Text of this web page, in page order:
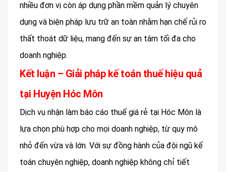
nhiều đơn vị còn áp dụng phần mềm quản lý chuyên
dụng và biện pháp lưu trữ an toàn nhằm hạn chế rủi ro
thất thoát dữ liệu, mang đến sự an tâm tối đa cho
doanh nghiệp.
Kết luận – Giải pháp kế toán thuế hiệu quả
tại Huyện Hóc Môn
Dịch vụ nhận làm báo cáo thuế giá rẻ tại Hóc Môn là
lựa chọn phù hợp cho mọi doanh nghiệp, từ quy mô
nhỏ đến vừa và lớn. Với sự đồng hành của đội ngũ kế
toán chuyên nghiệp, doanh nghiệp không chỉ tiết